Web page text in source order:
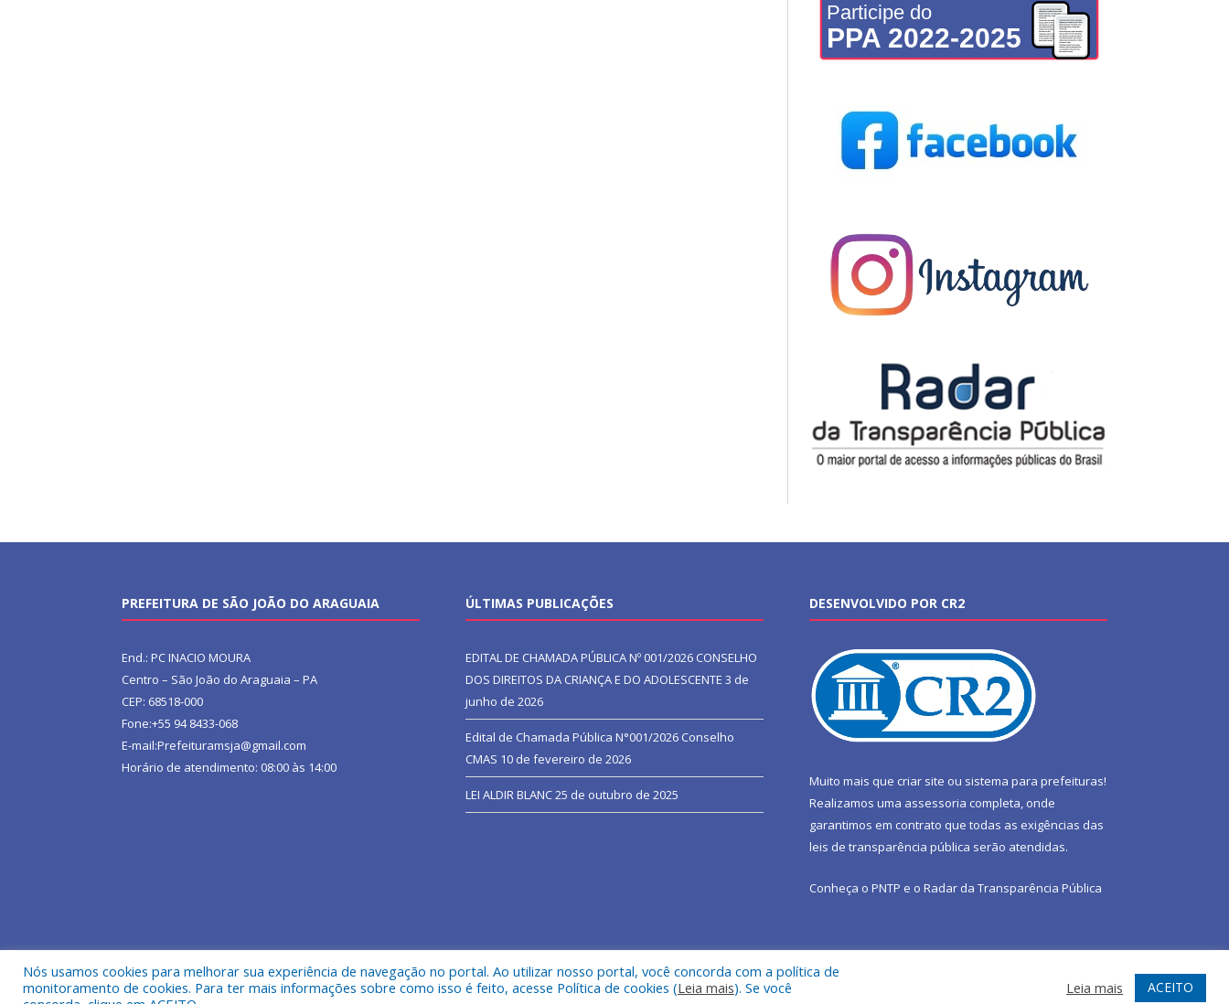
Participe do
PPA 2022-2025
PREFEITURA DE SÃO JOÃO DO ARAGUAIA
End.: PC INACIO MOURA
Centro – São João do Araguaia – PA
CEP: 68518-000
Fone:+55 94 8433-068
E-mail:Prefeituramsja@gmail.com
Horário de atendimento: 08:00 às 14:00
ÚLTIMAS PUBLICAÇÕES
EDITAL DE CHAMADA PÚBLICA Nº 001/2026 CONSELHO
DOS DIREITOS DA CRIANÇA E DO ADOLESCENTE 3 de
junho de 2026
Edital de Chamada Pública N°001/2026 Conselho
CMAS 10 de fevereiro de 2026
LEI ALDIR BLANC25 de outubro de 2025
DESENVOLVIDO POR CR2
Muito mais que criar site ou sistema para prefeituras!
Realizamos uma assessoria completa, onde
garantimos em contrato que todas as exigências das
leis de transparência pública serão atendidas.
Conheça o PNTP e o Radar da Transparência Pública
Todos os direitos reservados a Prefeitura Municipal de São João do Araguaia. Mapa do Site Acessar Webmail
Nós usamos cookies para melhorar sua experiência de navegação no portal. Ao utilizar nosso portal, você concorda com a política de
monitoramento de cookies. Para ter mais informações sobre como isso é feito, acesse Política de cookies (Leia mais). Se você
Leia mais ACEITO